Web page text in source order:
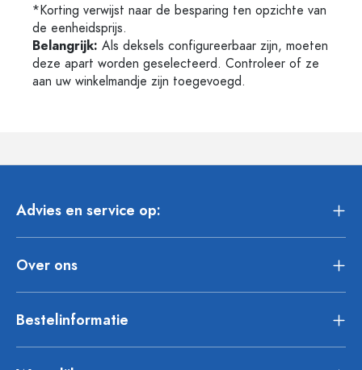
*Korting verwijst naar de besparing ten opzichte van
de eenheidsprijs.
Belangrijk: Als deksels configureerbaar zijn, moeten
deze apart worden geselecteerd. Controleer of ze
aan uw winkelmandje zijn toegevoegd.
Advies en service op:
Over ons
Bestelinformatie